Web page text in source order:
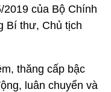
2019 của Bộ Chính
Bí thư, Chủ tịch
thăng cấp bậc
luân chuyển và